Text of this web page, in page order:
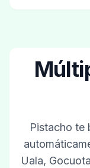
Pistacho te
Uala,